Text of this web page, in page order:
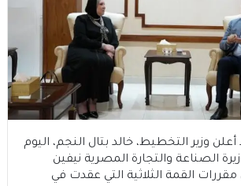
أعلن وزير التخطيط، خالد بتال النجم، اليوم
الصناعة والتجارة المصرية نيفين
القمة الثلاثية التي عقدت في